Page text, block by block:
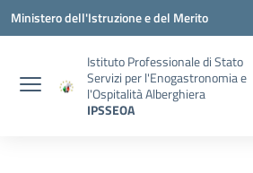
Vai ai contenuti
Vai al menu di navigazione
Vai al footer
Ministero dell'Istruzione e del Merito
Istituto Professionale di Stato
Servizi per l'Enogastronomia e
l'Ospitalità Alberghiera
IPSSEOA